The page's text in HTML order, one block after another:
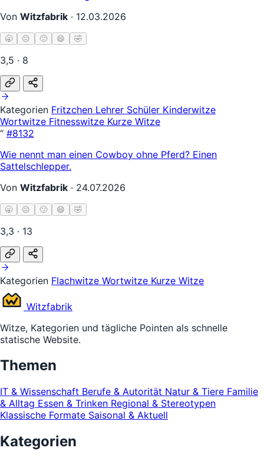
Von Witzfabrik · 12.03.2026
🥱 😐 🙂 😄 🤣
3,5 · 8
Kategorien Fritzchen Lehrer Schüler Kinderwitze
Wortwitze Fitnesswitze Kurze Witze
“ #8132
Wie nennt man einen Cowboy ohne Pferd? Einen
Sattelschlepper.
Von Witzfabrik · 24.07.2026
🥱 😐 🙂 😄 🤣
3,3 · 13
Kategorien Flachwitze Wortwitze Kurze Witze
Witzfabrik
Witze, Kategorien und tägliche Pointen als schnelle
statische Website.
Themen
IT & Wissenschaft Berufe & Autorität Natur & Tiere Familie
& Alltag Essen & Trinken Regional & Stereotypen
Klassische Formate Saisonal & Aktuell
Kategorien